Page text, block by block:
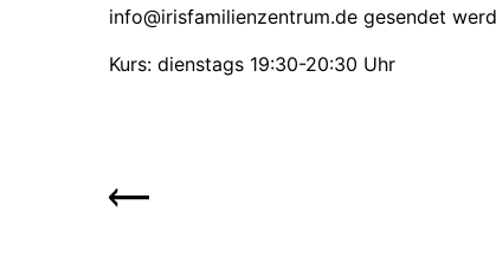
info@irisfamilienzentrum.de gesendet
Kurs: dienstags 19:30-20:30 Uhr